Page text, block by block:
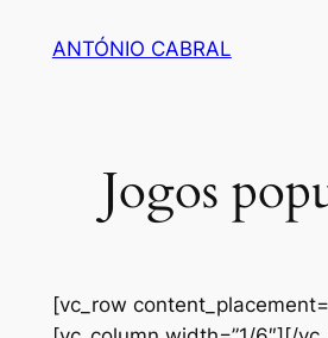
ANTÓNIO CABRAL
Jogos
[vc_row